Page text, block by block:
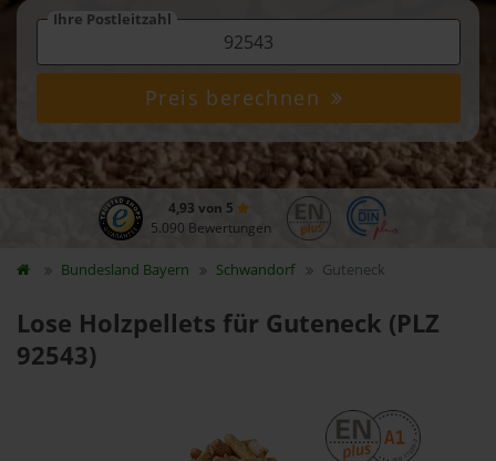
Ihre Postleitzahl
Preis berechnen
4,93 von 5
5.090 Bewertungen
Bundesland Bayern Schwandorf Guteneck
Lose Holzpellets für Guteneck (PLZ
92543)